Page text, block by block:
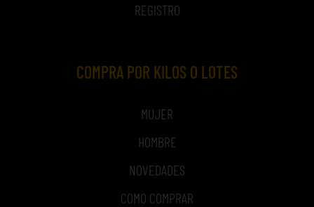
REGISTRO
COMPRA POR KILOS O LOTES
MUJER
HOMBRE
NOVEDADES
COMO COMPRAR